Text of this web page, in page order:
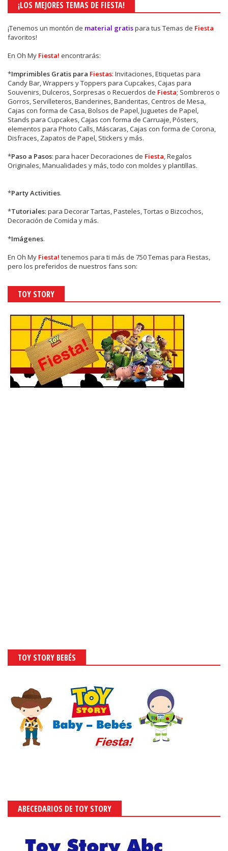
¡LOS MEJORES TEMAS DE FIESTA!
¡Tenemos un montón de material gratispara tus Temas de Fiesta
favoritos!
En Oh My Fiesta! encontrarás:
*Imprimibles Gratis para Fiestas: Invitaciones, Etiquetas para
Candy Bar, Wrappers y Toppers para Cupcakes, Cajas para
Souvenirs, Dulceros, Sorpresas o Recuerdos de Fiesta; Sombreros o
Gorros, Servilleteros, Banderines, Banderitas, Centros de Mesa,
Cajas con forma de Casa, Bolsos de Papel, Juguetes de Papel,
Stands para Cupcakes, Cajas con forma de Carruaje, Pósters,
elementos para Photo Calls, Máscaras, Cajas con forma de Corona,
Disfraces, Zapatos de Papel, Stickers y más.
*Paso a Pasos: para hacer Decoraciones de Fiesta, Regalos
Originales, Manualidades y más, todo con moldes y plantillas.
*Party Activities.
*Tutoriales: para Decorar Tartas, Pasteles, Tortas o Bizcochos,
Decoración de Comida y más.
*Imágenes.
En Oh My Fiesta! tenemos para ti más de 750 Temas para Fiestas,
pero los preferidos de nuestros fans son:
TOY STORY
TOY STORY BEBÉS
ABECEDARIOS DE TOY STORY